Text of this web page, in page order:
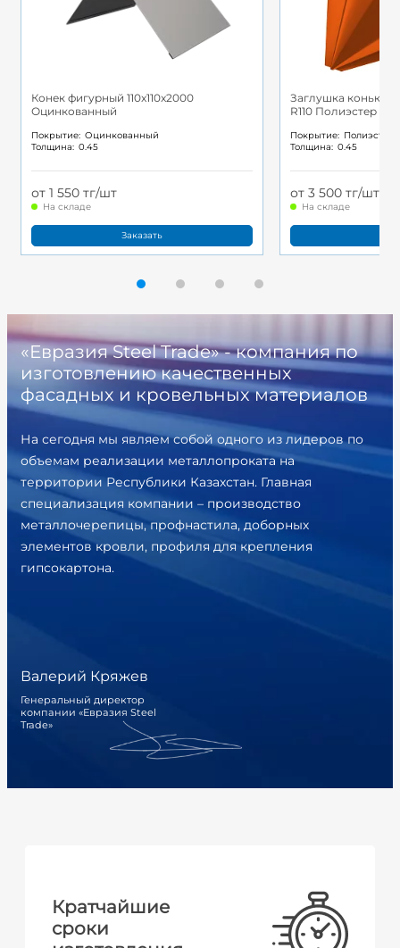
Конек фигурный 110x110x2000
Оцинкованный
Покрытие: Оцинкованный
Толщина: 0.45
от 1 550 тг/шт
На складе
Заказать
Заглушка конька
R110 Полиэстер
Покрытие: Полиэстер
Толщина: 0.45
от 3 500 тг/шт
На складе
«Евразия Steel Trade» - компания по
изготовлению качественных
фасадных и кровельных материалов
На сегодня мы являем собой одного из лидеров по
объемам реализации металлопроката на
территории Республики Казахстан. Главная
специализация компании – производство
металлочерепицы, профнастила, доборных
элементов кровли, профиля для крепления
гипсокартона.
Валерий Кряжев
Генеральный директор
компании «Евразия Steel
Trade»
Кратчайшие
сроки